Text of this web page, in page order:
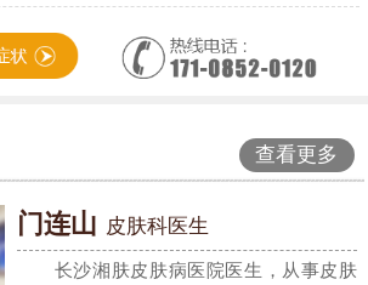
查看更多
门连山 皮肤科医生
长沙湘肤皮肤病医院医生，从事皮肤